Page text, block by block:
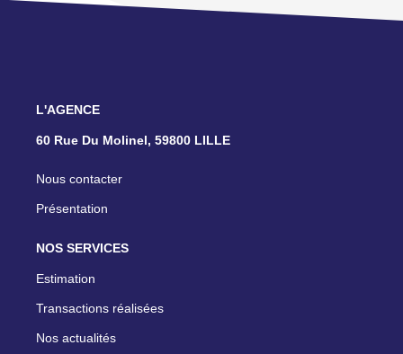
L'AGENCE
60 Rue Du Molinel, 59800 LILLE
Nous contacter
Présentation
NOS SERVICES
Estimation
Transactions réalisées
Nos actualités